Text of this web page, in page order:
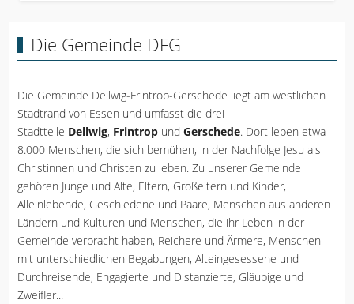
Die Gemeinde DFG
Die Gemeinde Dellwig-Frintrop-Gerschede liegt am westlichen
Stadtrand von Essen und umfasst die drei
Stadtteile Dellwig, Frintrop und Gerschede. Dort leben etwa
8.000 Menschen, die sich bemühen, in der Nachfolge Jesu als
Christinnen und Christen zu leben. Zu unserer Gemeinde
gehören Junge und Alte, Eltern, Großeltern und Kinder,
Alleinlebende, Geschiedene und Paare, Menschen aus anderen
Ländern und Kulturen und Menschen, die ihr Leben in der
Gemeinde verbracht haben, Reichere und Ärmere, Menschen
mit unterschiedlichen Begabungen, Alteingesessene und
Durchreisende, Engagierte und Distanzierte, Gläubige und
Zweifler...